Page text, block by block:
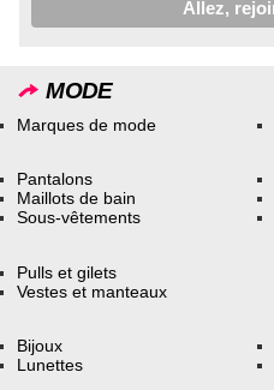
MODE
Marques de mode
Pantalons
Maillots de bain
Sous-vêtements
Pulls et gilets
Vestes et manteaux
Bijoux
Lunettes